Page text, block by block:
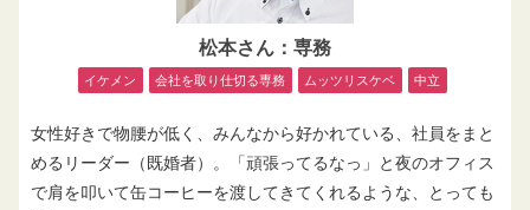
松本さん：専務
イケメン 会社を取り仕切る専務 ムッツリスケベ 中立
女性好きで物腰が低く、みんなから好かれている、社員をまと
めるリーダー（既婚者）。「頑張ってるなっ」と夜のオフィス
で肩を叩いて缶コーヒーを渡してきてくれるような、とっても